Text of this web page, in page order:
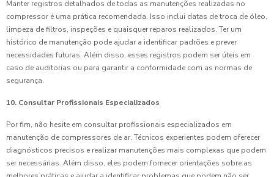
Manter registros detalhados de todas as manutenções realizadas no
compressor é uma prática recomendada. Isso inclui datas de troca de óleo,
limpeza de filtros, inspeções e quaisquer reparos realizados. Ter um
histórico de manutenção pode ajudar a identificar padrões e prever
necessidades futuras. Além disso, esses registros podem ser úteis em
caso de auditorias ou para garantir a conformidade com as normas de
segurança.
10. Consultar Profissionais Especializados
Por fim, não hesite em consultar profissionais especializados em
manutenção de compressores de ar. Técnicos experientes podem oferecer
diagnósticos precisos e realizar manutenções mais complexas que podem
ser necessárias. Além disso, eles podem fornecer orientações sobre as